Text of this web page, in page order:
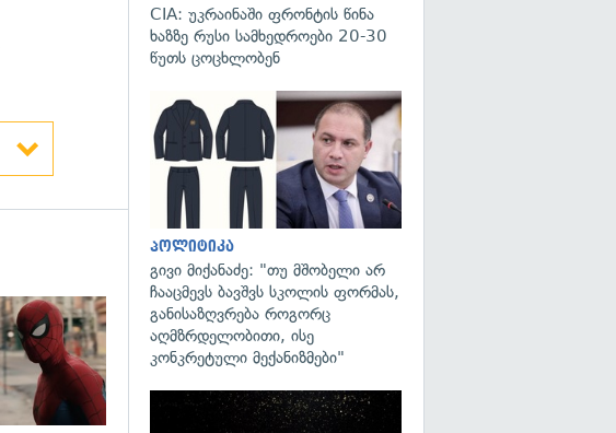
CIA: უკრაინაში ფრონტის წინა
ხაზზე რუსი სამხედროები 20-30
წუთს ცოცხლობენ
პოლიტიკა
გივი მიქანაძე: "თუ მშობელი არ
ჩააცმევს ბავშვს სკოლის ფორმას,
განისაზღვრება როგორც
აღმზრდელობითი, ისე
კონკრეტული მექანიზმები"